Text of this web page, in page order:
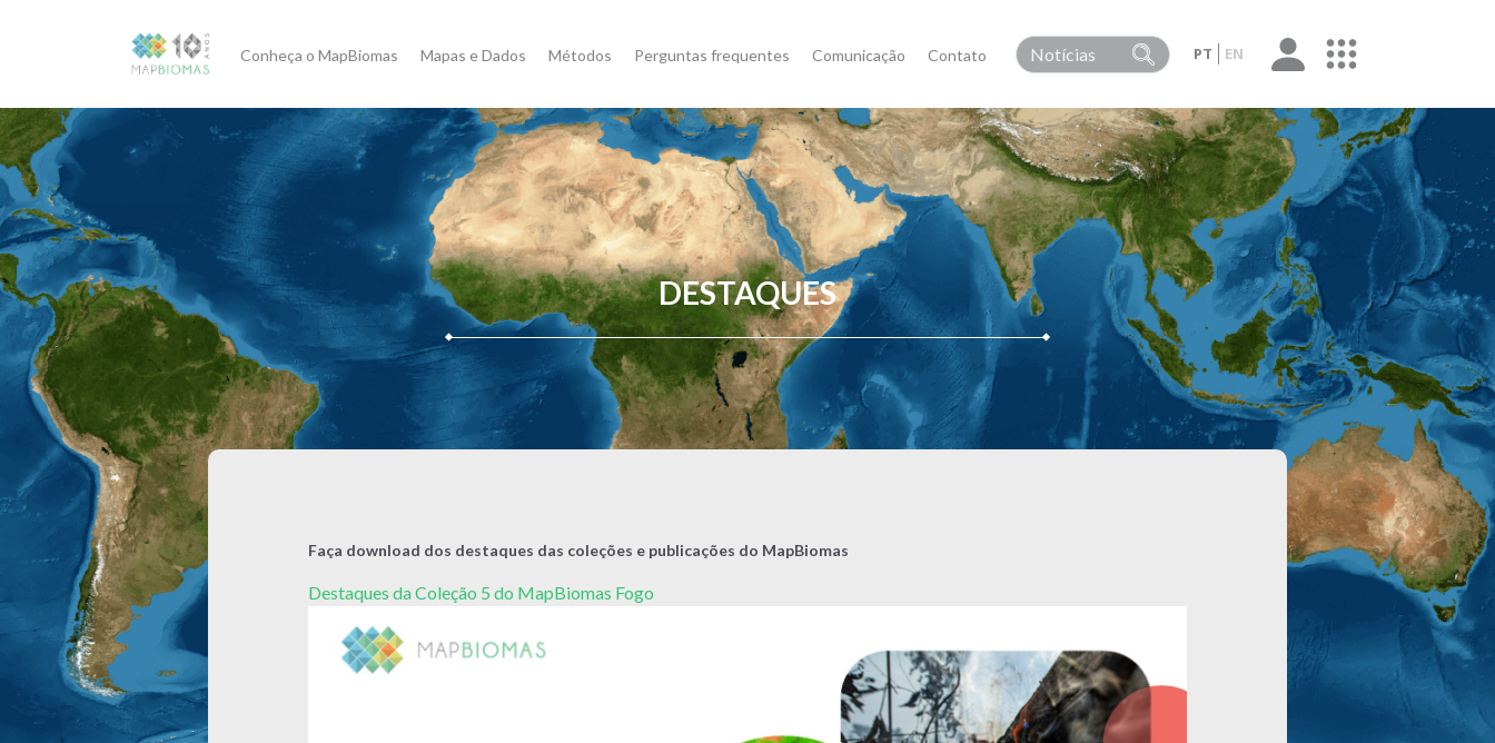
Conheça o MapBiomas Mapas e Dados Métodos Perguntas frequentes Comunicação Contato PT EN
DESTAQUES
Faça download dos destaques das coleções e publicações do MapBiomas
Destaques da Coleção 5 do MapBiomas Fogo